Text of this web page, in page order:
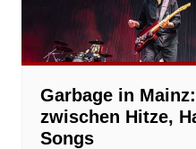
Garbage in
zwischen Hitze,
Songs